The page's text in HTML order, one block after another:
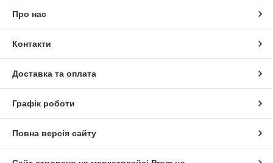
Про нас
Контакти
Доставка та оплата
Графік роботи
Повна версія сайту